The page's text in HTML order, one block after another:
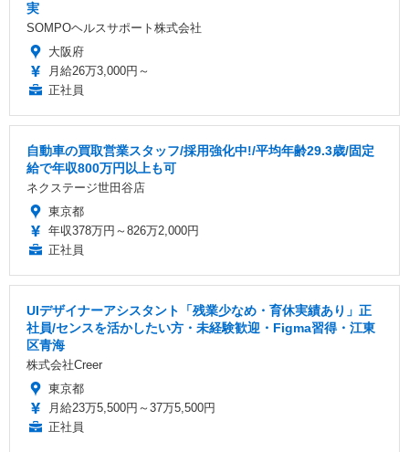
実
SOMPOヘルスサポート株式会社
大阪府
月給26万3,000円～
正社員
自動車の買取営業スタッフ/採用強化中!/平均年齢29.3歳/固定
給で年収800万円以上も可
ネクステージ世田谷店
東京都
年収378万円～826万2,000円
正社員
UIデザイナーアシスタント「残業少なめ・育休実績あり」正
社員/センスを活かしたい方・未経験歓迎・Figma習得・江東
区青海
株式会社Creer
東京都
月給23万5,500円～37万5,500円
正社員